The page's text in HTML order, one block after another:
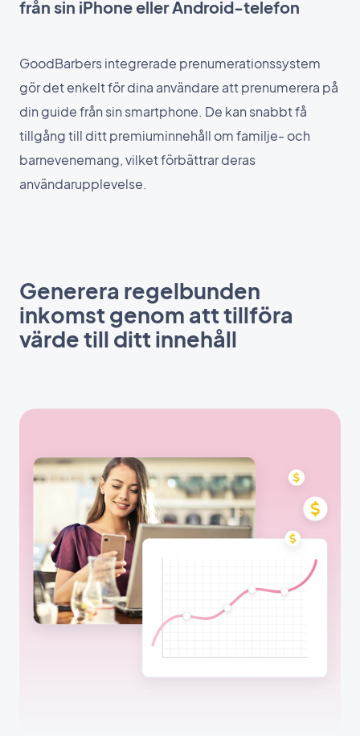
från sin iPhone eller Android-telefon
GoodBarbers integrerade prenumerationssystem
gör det enkelt för dina användare att prenumerera på
din guide från sin smartphone. De kan snabbt få
tillgång till ditt premiuminnehåll om familje- och
barnevenemang, vilket förbättrar deras
användarupplevelse.
Generera regelbunden
inkomst genom att tillföra
värde till ditt innehåll